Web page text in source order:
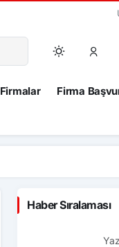
Firmalar Firma
Haber Sıralaması